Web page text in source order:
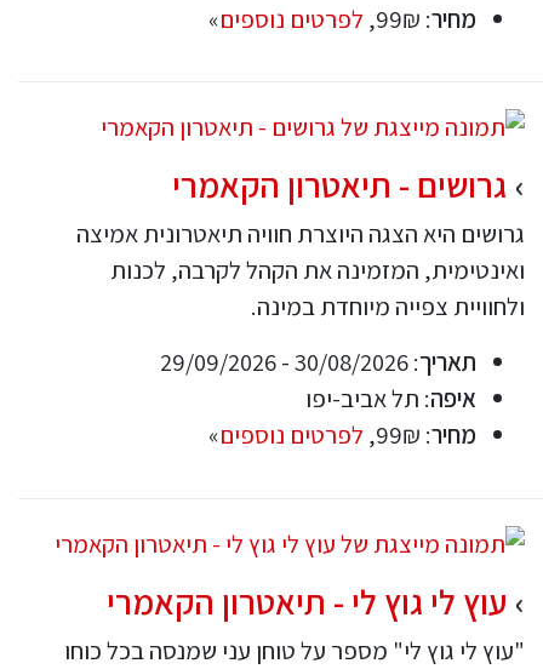
מחיר: 99₪, לפרטים נוספים»
גרושים - תיאטרון הקאמרי
גרושים היא הצגה היוצרת חוויה תיאטרונית אמיצה
ואינטימית, המזמינה את הקהל לקרבה, לכנות
ולחוויית צפייה מיוחדת במינה.
תאריך: 30/08/2026 - 29/09/2026
איפה: תל אביב-יפו
מחיר: 99₪, לפרטים נוספים»
עוץ לי גוץ לי - תיאטרון הקאמרי
"עוץ לי גוץ לי" מספר על טוחן עני שמנסה בכל כוחו